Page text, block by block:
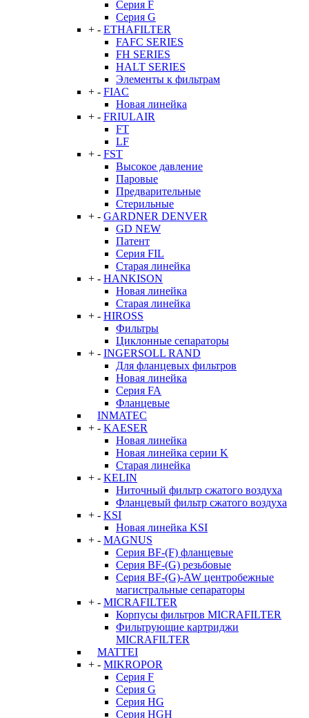
Серия F
Серия G
+ - ETHAFILTER
FAFC SERIES
FH SERIES
HALT SERIES
Элементы к фильтрам
+ - FIAC
Новая линейка
+ - FRIULAIR
FT
LF
+ - FST
Высокое давление
Паровые
Предварительные
Стерильные
+ - GARDNER DENVER
GD NEW
Патент
Серия FIL
Старая линейка
+ - HANKISON
Новая линейка
Старая линейка
+ - HIROSS
Фильтры
Циклонные сепараторы
+ - INGERSOLL RAND
Для фланцевых фильтров
Новая линейка
Серия FA
Фланцевые
INMATEC
+ - KAESER
Новая линейка
Новая линейка серии K
Старая линейка
+ - KELIN
Ниточный фильтр сжатого воздуха
Фланцевый фильтр сжатого воздуха
+ - KSI
Новая линейка KSI
+ - MAGNUS
Серия BF-(F) фланцевые
Серия BF-(G) резьбовые
Серия BF-(G)-AW центробежные
магистральные сепараторы
+ - MICRAFILTER
Корпусы фильтров MICRAFILTER
Фильтрующие картриджи
MICRAFILTER
MATTEI
+ - MIKROPOR
Серия F
Серия G
Серия HG
Серия HGH